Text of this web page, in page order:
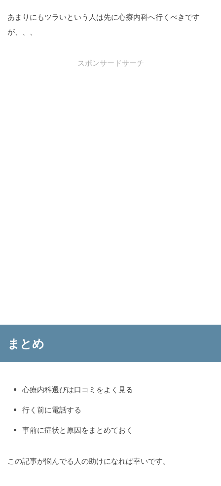
あまりにもツラいという人は先に心療内科へ行くべきです
が、、、
スポンサードサーチ
まとめ
心療内科選びは口コミをよく見る
行く前に電話する
事前に症状と原因をまとめておく
この記事が悩んでる人の助けになれば幸いです。